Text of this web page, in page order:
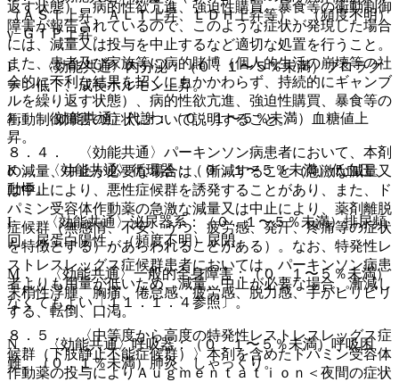
返す状態）、病的性欲亢進、強迫性購買、暴食等の衝動制御
障害が報告されているので、このような症状が発現した場合
には、減量又は投与を中止するなど適切な処置を行うこと。
また、患者及び家族等に病的賭博（個人的生活の崩壊等の社
会的に不利な結果を招くにもかかわらず、持続的にギャンブ
ルを繰り返す状態）、病的性欲亢進、強迫性購買、暴食等の
衝動制御障害の症状について説明すること。
８．４． 〈効能共通〉パーキンソン病患者において、本剤
の減量、中止が必要な場合は、漸減すること（急激な減量又
は中止により、悪性症候群を誘発することがあり、また、ド
パミン受容体作動薬の急激な減量又は中止により、薬剤離脱
症候群（無感情、不安、うつ、疲労感、発汗、疼痛等の症状
を特徴とする）があらわれることがある）。なお、特発性レ
ストレスレッグス症候群患者においては、パーキンソン病患
者よりも用量が低いため、減量、中止が必要な場合、漸減し
なくてもよい〔１１．１．４参照〕。
８．５． 〈中等度から高度の特発性レストレスレッグス症
候群（下肢静止不能症候群）〉本剤を含めたドパミン受容体
作動薬の投与によりＡｕｇｍｅｎｔａｔｉｏｎ＜夜間の症状
（ＡＳＴ上昇、ＡＬＴ上昇、ＬＤＨ上昇等）、（頻度不明）
γ−ＧＴＰ上昇。
I． 〈効能共通〉内分泌：（０．１〜５％未満）プロラク
チン低下、成長ホルモン上昇。
J． 〈効能共通〉代謝：（０．１〜５％未満）血糖値上
昇。
K． 〈効能共通〉循環器：（０．１〜５％未満）低血圧、
動悸。
L． 〈効能共通〉泌尿器系：（０．１〜５％未満）排尿頻
回、尿蛋白陽性、（頻度不明）尿閉。
M． 〈効能共通〉一般的全身障害：（０．１〜５％未満）
末梢性浮腫、胸痛、倦怠感、疲労感、脱力感、手がピリピリ
する、転倒、口渇。
N． 〈効能共通〉呼吸器：（０．１〜５％未満）呼吸困
難、（０．１％未満）肺炎、しゃっくり。